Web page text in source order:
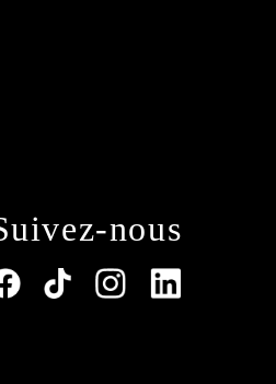
nous